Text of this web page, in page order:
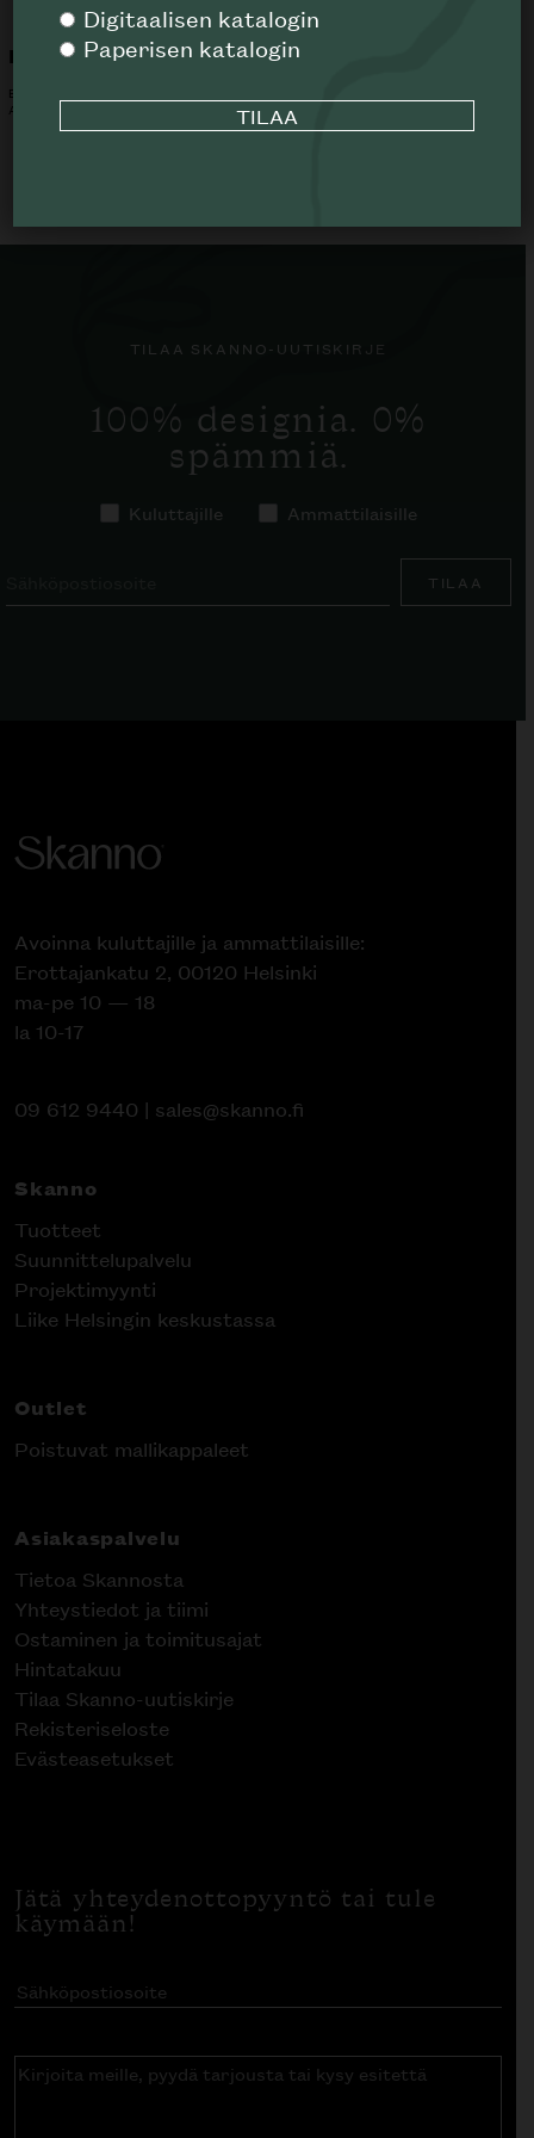
Eileen sivupöytä
B&B ITALIA
ALK. 1273€
Calder sivupöytä
TILAA SKANNO-UUTISKIRJE
100% designia. 0%
spämmiä.
Kuluttajille Ammattilaisille
TILAA
Avoinna kuluttajille ja ammattilaisille:
Erottajankatu 2, 00120 Helsinki
ma-pe 10 — 18
la 10-17
09 612 9440 | sales@skanno.fi
Skanno
Tuotteet
Suunnittelupalvelu
Projektimyynti
Liike Helsingin keskustassa
Outlet
Poistuvat mallikappaleet
Asiakaspalvelu
Tietoa Skannosta
Yhteystiedot ja tiimi
Ostaminen ja toimitusajat
Hintatakuu
Tilaa Skanno-uutiskirje
Rekisteriseloste
Evästeasetukset
Jätä yhteydenottopyyntö tai tule
käymään!
Sähköpostiosoite(Pakollinen)
Kirjoita
Digitaalisen katalogin
Paperisen katalogin